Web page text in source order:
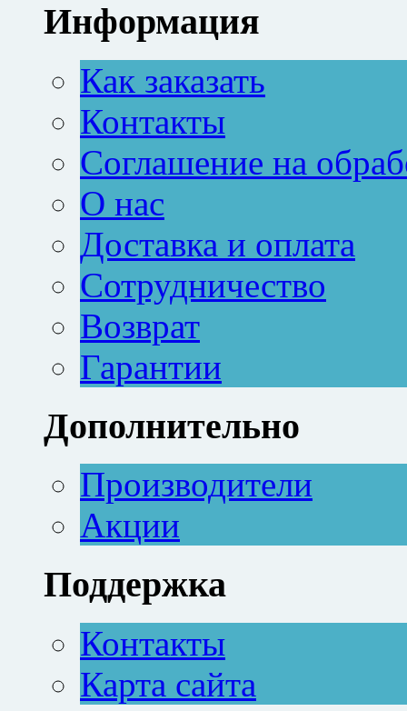
Информация
Как заказать
Контакты
Соглашение на
О нас
Доставка и оплата
Сотрудничество
Возврат
Гарантии
Дополнительно
Производители
Акции
Поддержка
Контакты
Карта сайта